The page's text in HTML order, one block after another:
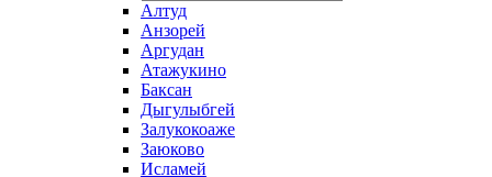
Алтуд
Анзорей
Аргудан
Атажукино
Баксан
Дыгулыбгей
Залукокоаже
Заюково
Исламей